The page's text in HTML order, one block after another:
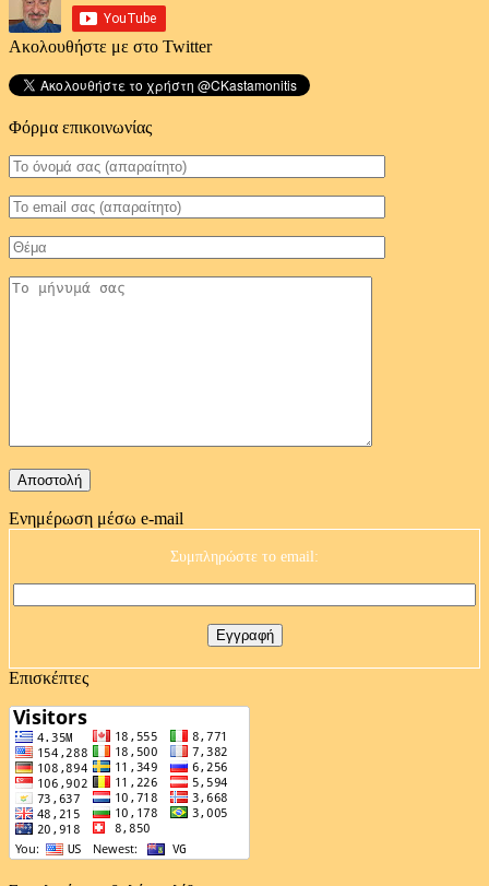
Ακολουθήστε με στο Twitter
Φόρμα επικοινωνίας
Ενημέρωση μέσω e-mail
Συμπληρώστε το email:
Επισκέπτες